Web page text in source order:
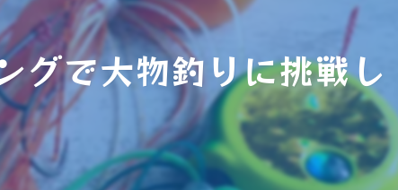
グで大物釣りに挑戦し